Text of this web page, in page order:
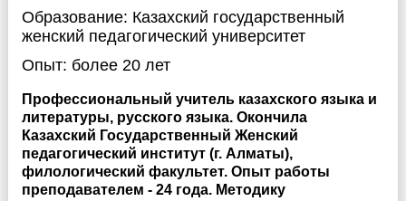
Образование: Казахский государственный
женский педагогический университет
Опыт: более 20 лет
Профессиональный учитель казахского языка и
литературы, русского языка. Окончила
Казахский Государственный Женский
педагогический институт (г. Алматы),
филологический факультет. Опыт работы
преподавателем - 24 года. Методику